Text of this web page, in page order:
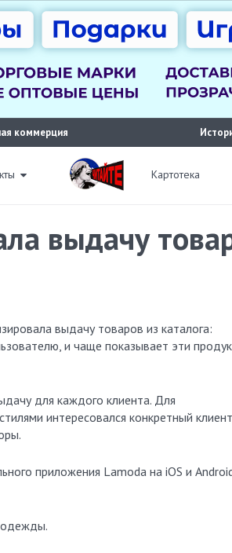
коммерция
Картотека
выдачу
и чаще показывает эти
для каждого клиента. Для
интересовался конкретный
приложения Lamoda на iOS и
одежды.